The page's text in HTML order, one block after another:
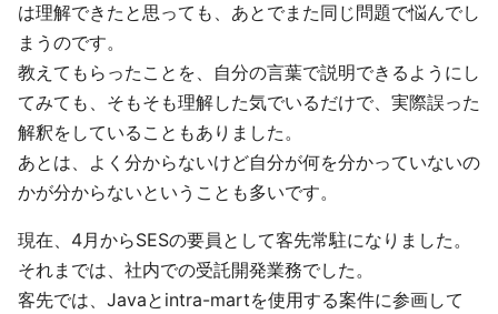
は理解できたと思っても、あとでまた同じ問題で悩んでし
まうのです。
教えてもらったことを、自分の言葉で説明できるようにし
てみても、そもそも理解した気でいるだけで、実際誤った
解釈をしていることもありました。
あとは、よく分からないけど自分が何を分かっていないの
かが分からないということも多いです。
現在、4月からSESの要員として客先常駐になりました。
それまでは、社内での受託開発業務でした。
客先では、Javaとintra-martを使用する案件に参画して